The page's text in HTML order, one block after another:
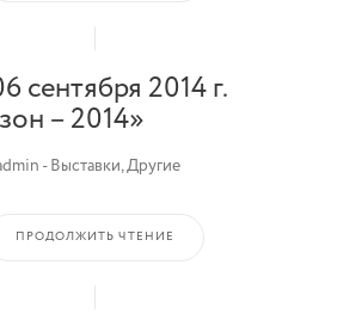
сентября 2014 г.
– 2014»
-Выставки,Другие
ПРОДОЛЖИТЬ ЧТЕНИЕ